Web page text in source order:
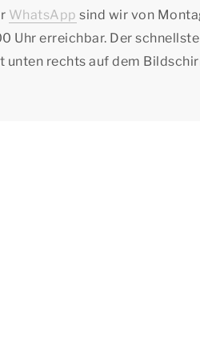
WhatsApp sind wir von
Uhr erreichbar. Der
unten rechts auf dem